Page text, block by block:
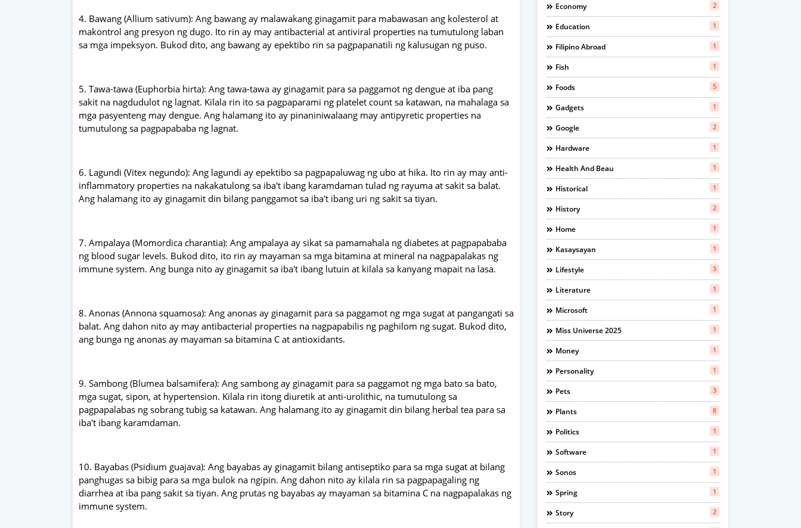
4. Bawang (Allium sativum): Ang bawang ay malawakang ginagamit para mabawasan ang kolesterol at
makontrol ang presyon ng dugo. Ito rin ay may antibacterial at antiviral properties na tumutulong laban
sa mga impeksyon. Bukod dito, ang bawang ay epektibo rin sa pagpapanatili ng kalusugan ng puso.
5. Tawa-tawa (Euphorbia hirta): Ang tawa-tawa ay ginagamit para sa paggamot ng dengue at iba pang
sakit na nagdudulot ng lagnat. Kilala rin ito sa pagpaparami ng platelet count sa katawan, na mahalaga sa
mga pasyenteng may dengue. Ang halamang ito ay pinaniniwalaang may antipyretic properties na
tumutulong sa pagpapababa ng lagnat.
6. Lagundi (Vitex negundo): Ang lagundi ay epektibo sa pagpapaluwag ng ubo at hika. Ito rin ay may anti-
inflammatory properties na nakakatulong sa iba't ibang karamdaman tulad ng rayuma at sakit sa balat.
Ang halamang ito ay ginagamit din bilang panggamot sa iba't ibang uri ng sakit sa tiyan.
7. Ampalaya (Momordica charantia): Ang ampalaya ay sikat sa pamamahala ng diabetes at pagpapababa
ng blood sugar levels. Bukod dito, ito rin ay mayaman sa mga bitamina at mineral na nagpapalakas ng
immune system. Ang bunga nito ay ginagamit sa iba't ibang lutuin at kilala sa kanyang mapait na lasa.
8. Anonas (Annona squamosa): Ang anonas ay ginagamit para sa paggamot ng mga sugat at pangangati sa
balat. Ang dahon nito ay may antibacterial properties na nagpapabilis ng paghilom ng sugat. Bukod dito,
ang bunga ng anonas ay mayaman sa bitamina C at antioxidants.
9. Sambong (Blumea balsamifera): Ang sambong ay ginagamit para sa paggamot ng mga bato sa bato,
mga sugat, sipon, at hypertension. Kilala rin itong diuretik at anti-urolithic, na tumutulong sa
pagpapalabas ng sobrang tubig sa katawan. Ang halamang ito ay ginagamit din bilang herbal tea para sa
iba't ibang karamdaman.
10. Bayabas (Psidium guajava): Ang bayabas ay ginagamit bilang antiseptiko para sa mga sugat at bilang
panghugas sa bibig para sa mga bulok na ngipin. Ang dahon nito ay kilala rin sa pagpapagaling ng
diarrhea at iba pang sakit sa tiyan. Ang prutas ng bayabas ay mayaman sa bitamina C na nagpapalakas ng
immune system.
Economy 2
Education 1
Filipino Abroad 1
Fish 1
Foods 5
Gadgets 1
Google 2
Hardware 1
Health And Beau 1
Historical 1
History 2
Home 1
Kasaysayan 1
Lifestyle 3
Literature 1
Microsoft 1
Miss Universe 2025 1
Money 1
Personality 1
Pets 3
Plants 8
Politics 1
Software 1
Sonos 1
Spring 1
Story 2